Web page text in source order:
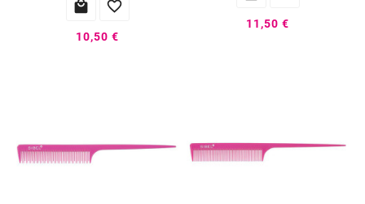
 
10,50 €
11,50 €